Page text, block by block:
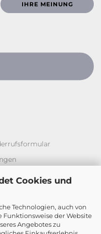
Cookies und
Technologien, auch von
der Website
Angebotes zu
IHRE MEINUNG